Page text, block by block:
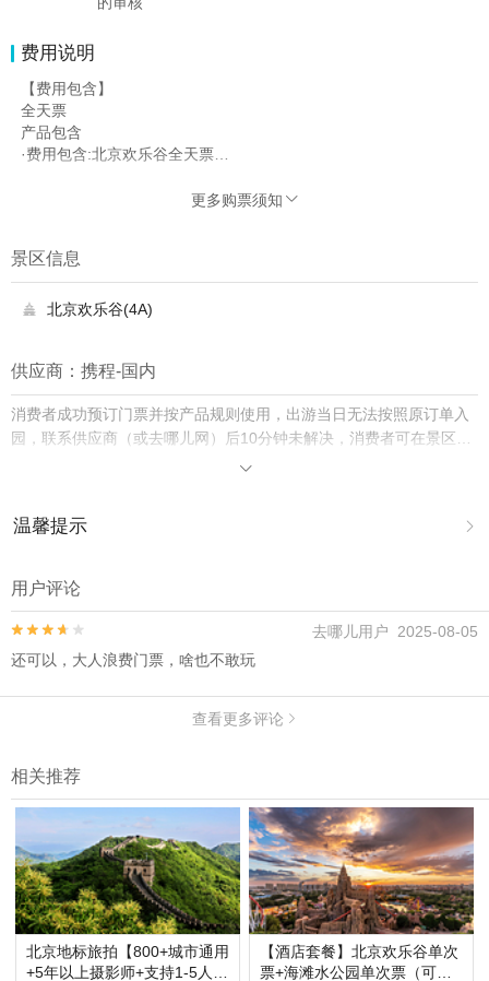
费用说明
【费用包含】
全天票
产品包含
·费用包含:北京欢乐谷全天票
单人单次入场有效，不可重复使用。
更多购票须知 
景区信息
 北京欢乐谷(4A)
供应商：携程-国内
消费者成功预订门票并按产品规则使用，出游当日无法按照原订单入
园，联系供应商（或去哪儿网）后10分钟未解决，消费者可在景区购
买门市价入园并保留票根，去哪儿网将双倍赔付差价。

温馨提示 
动（如跳伞、潜水、滑雪等）前，请务必仔细阅读
2.为普及旅游安全知识及旅游文明公约，使您的旅程顺利圆满完成，
特制定《去哪儿网旅游安全手册》 ，请您认真阅读并切实遵守。
用户评论


去哪儿用户 2025-08-05
还可以，大人浪费门票，啥也不敢玩
查看更多评论 
相关推荐
北京地标旅拍【800+城市通用
+5年以上摄影师+支持1-5人
【酒店套餐】北京欢乐谷单次
票+海滩水公园单次票（可选